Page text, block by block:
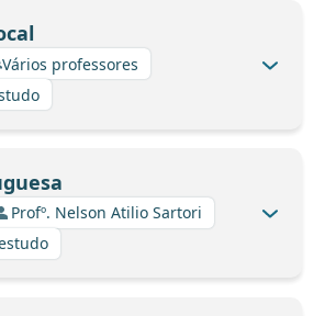
Vários professores
Profº. Nelson Atilio Sartori